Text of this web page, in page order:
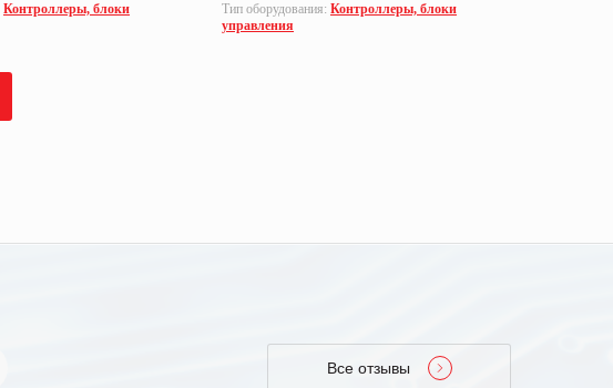
Контроллеры, блоки
Тип оборудования: Контроллеры, блоки
управления
Все отзывы